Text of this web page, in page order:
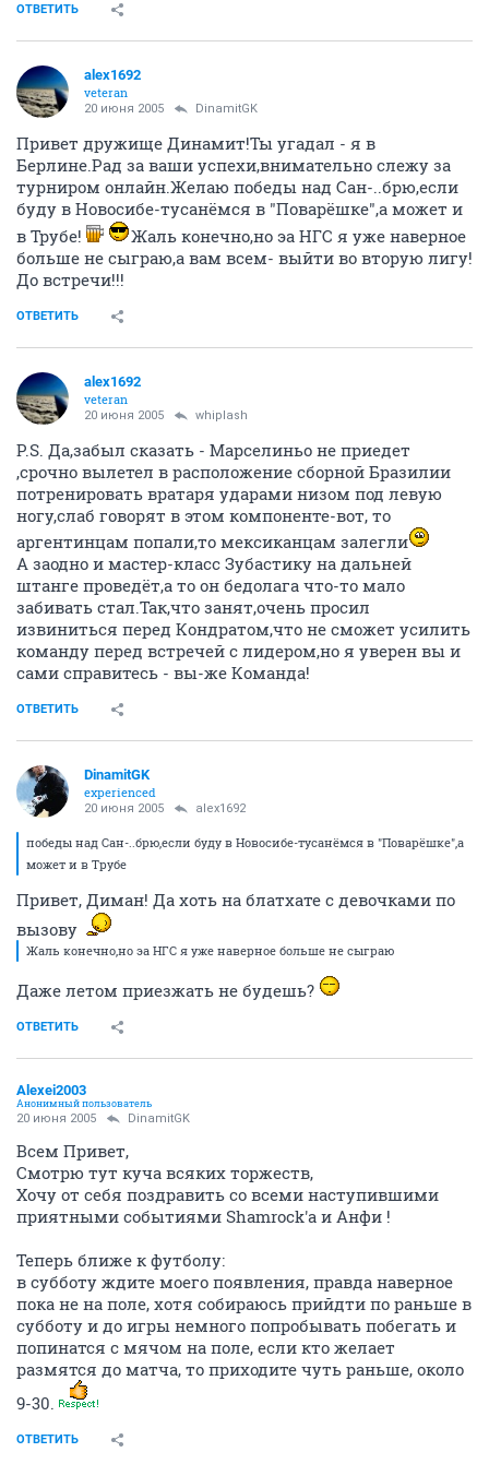
ОТВЕТИТЬ
alex1692
veteran
20 июня 2005 DinamitGK
Привет дружище Динамит!Ты угадал - я в
Берлине.Рад за ваши успехи,внимательно слежу за
турниром онлайн.Желаю победы над Сан-..брю,если
буду в Новосибе-тусанёмся в "Поварёшке",а может и
в Трубе!
Жаль конечно,но эа НГС я уже наверное
больше не сыграю,а вам всем- выйти во вторую лигу!
До встречи!!!
ОТВЕТИТЬ
alex1692
veteran
20 июня 2005 whiplash
Р.S. Да,забыл сказать - Марселиньо не приедет
,срочно вылетел в расположение сборной Бразилии
потренировать вратаря ударами низом под левую
ногу,слаб говорят в этом компоненте-вот, то
аргентинцам попали,то мексиканцам залегли
А заодно и мастер-класс Зубастику на дальней
штанге проведёт,а то он бедолага что-то мало
забивать стал.Так,что занят,очень просил
извиниться перед Кондратом,что не сможет усилить
команду перед встречей с лидером,но я уверен вы и
сами справитесь - вы-же Команда!
ОТВЕТИТЬ
DinamitGK
experienced
20 июня 2005 alex1692
победы над Сан-..брю,если буду в Новосибе-тусанёмся в "Поварёшке",а
может и в Трубе
Привет, Диман! Да хоть на блатхате с девочками по
вызову
Жаль конечно,но эа НГС я уже наверное больше не сыграю
Даже летом приезжать не будешь?
ОТВЕТИТЬ
Alexei2003
Анонимный пользователь
20 июня 2005 DinamitGK
Всем Привет,
Смотрю тут куча всяких торжеств,
Хочу от себя поздравить со всеми наступившими
приятными событиями Shamrock'a и Анфи !
Теперь ближе к футболу:
в субботу ждите моего появления, правда наверное
пока не на поле, хотя собираюсь прийдти по раньше в
субботу и до игры немного попробывать побегать и
попинатся с мячом на поле, если кто желает
размятся до матча, то приходите чуть раньше, около
9-30.
ОТВЕТИТЬ